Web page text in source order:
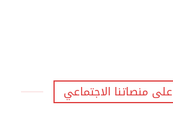
على منصاتنا الاجتماعي